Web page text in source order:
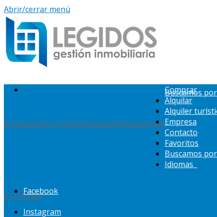
Abrir/cerrar menú
legidosgestioninmobiliariaastri@agmail.com
617739390
Buscamos
Comprar
Alquilar
Alquiler
Empresa
Contacto
Favoritos
Buscamos
Idiomas
Facebook
Instagram